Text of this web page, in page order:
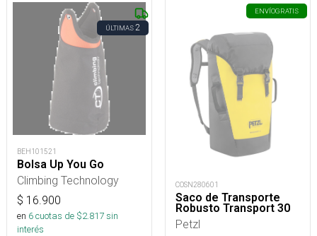
ÚLTIMAS2
BEH101521
Bolsa Up You Go
Climbing Technology
$ 16.900
en 6cuotas de $2.817sin
interés
ENVÍOGRATIS
COSN280601
Saco de Transporte
Robusto Transport 30
Petzl